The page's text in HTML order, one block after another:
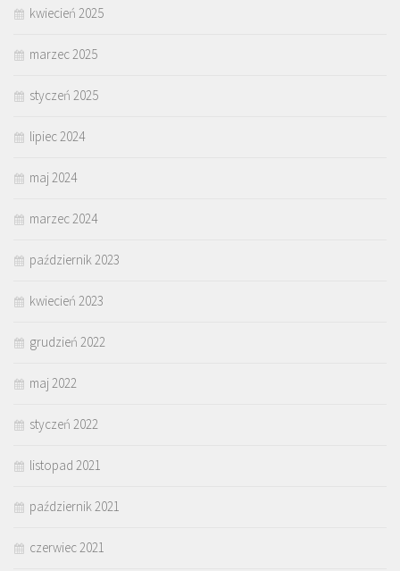
kwiecień 2025
marzec 2025
styczeń 2025
lipiec 2024
maj 2024
marzec 2024
październik 2023
kwiecień 2023
grudzień 2022
maj 2022
styczeń 2022
listopad 2021
październik 2021
czerwiec 2021